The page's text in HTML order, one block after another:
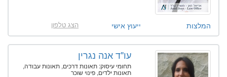
הצג טלפון ייעוץ אישי המלצות
עו"ד אנה נגרין
תחומי עיסוק: תאונות דרכים, תאונות עבודה,
תאונות ילדים, פינוי שוכר